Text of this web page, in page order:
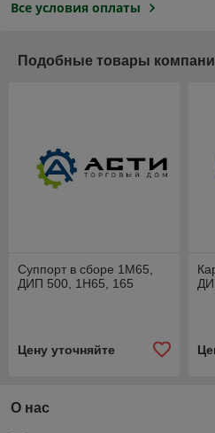
Все условия оплаты
Подобные товары
Суппорт в сборе 1М65,
ДИП 500, 1Н65, 165
Цену уточняйте
О нас